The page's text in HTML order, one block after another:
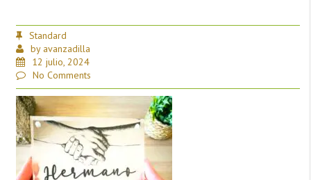
Standard
by avanzadilla
12 julio, 2024
No Comments